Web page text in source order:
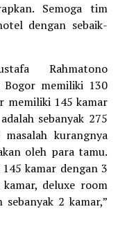
Semoga tim
dengan sebaik-
Rahmatono
Bogor memiliki 130
memiliki 145 kamar
sebanyak 275
kurangnya
oleh para tamu.
kamar dengan 3
deluxe room
2 kamar,”